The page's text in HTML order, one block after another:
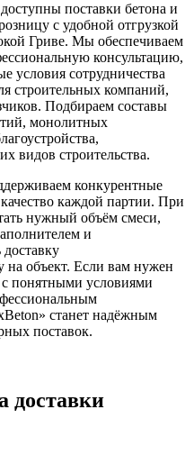
поставки бетона и
с удобной отгрузкой
Гриве. Мы обеспечиваем
консультацию,
условия сотрудничества
строительных компаний,
Подбираем составы
монолитных
видов строительства.
конкурентные
каждой партии. При
нужный объём смеси,
и
доставку
на объект. Если вам нужен
понятными условиями
станет надёжным
поставок.
доставки